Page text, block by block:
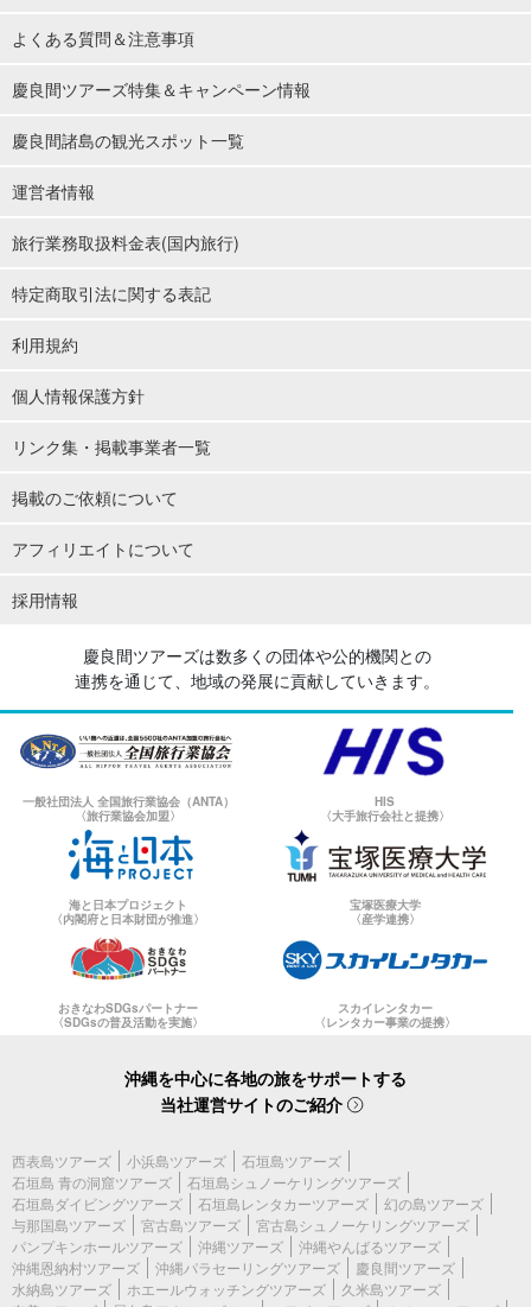
よくある質問＆注意事項
慶良間ツアーズ特集＆キャンペーン情報
慶良間諸島の観光スポット一覧
運営者情報
旅行業務取扱料金表(国内旅行)
特定商取引法に関する表記
利用規約
個人情報保護方針
リンク集・掲載事業者一覧
掲載のご依頼について
アフィリエイトについて
採用情報
慶良間ツアーズは数多くの団体や公的機関との
連携を通じて、地域の発展に貢献していきます。
一般社団法人 全国旅行業協会（ANTA）
〈旅行業協会加盟〉
HIS
〈大手旅行会社と提携〉
海と日本プロジェクト
〈内閣府と日本財団が推進〉
宝塚医療大学
〈産学連携〉
おきなわSDGsパートナー
〈SDGsの普及活動を実施〉
スカイレンタカー
〈レンタカー事業の提携〉
沖縄を中心に各地の旅をサポートする
当社運営サイトのご紹介
西表島ツアーズ 小浜島ツアーズ
石垣島ツアーズ
石垣島 青の洞窟ツアーズ
石垣島シュノーケリングツアーズ
石垣島ダイビングツアーズ
石垣島レンタカーツアーズ
幻の島ツアーズ
与那国島ツアーズ
宮古島ツアーズ
宮古島シュノーケリングツアーズ
パンプキンホールツアーズ
沖縄ツアーズ
沖縄やんばるツアーズ
沖縄恩納村ツアーズ
沖縄パラセーリングツアーズ
慶良間ツアーズ
水納島ツアーズ
ホエールウォッチングツアーズ
久米島ツアーズ